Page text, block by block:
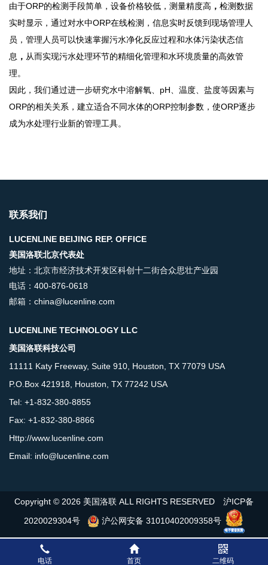
由于ORP的检测手段简单，设备价格较低，测量精度高 ， 检测数据
实时显示，通过对水中ORP在线检测，信息实时反馈到现场管理人
员，管理人员可以快速掌握污水净化反应过程和水体污染状态信
息 ， 从而实现污水处理环节的精细化管理和水环境质量的高效管
理。
因此，我们通过进一步研究水中溶解氧、 pH、温度、盐度等因素与
ORP的相关关系，建立适合不同水体的ORP控制参数，使ORP逐步
成为水处理行业新的管理工具。
联系我们
LUCENLINE BEIJING REP. OFFICE
美国洛联北京代表处
地址：北京市经济技术开发区科创十二街合众思壮产业园
电话：400-876-0618
邮箱：china@lucenline.com
LUCENLINE TECHNOLOGY LLC
美国洛联科技公司
11111 Katy Freeway, Suite 910, Houston, TX 77079 USA
P.O.Box 421918, Houston, TX 77242 USA
Tel: +1-832-380-8855
Fax: +1-832-380-8866
Http://www.lucenline.com
Email: info@lucenline.com
Copyright © 2026 美国洛联 ALL RIGHTS RESERVED 沪ICP备
2020029304号
沪公网安备 31010402009358号
电话 首页 二维码